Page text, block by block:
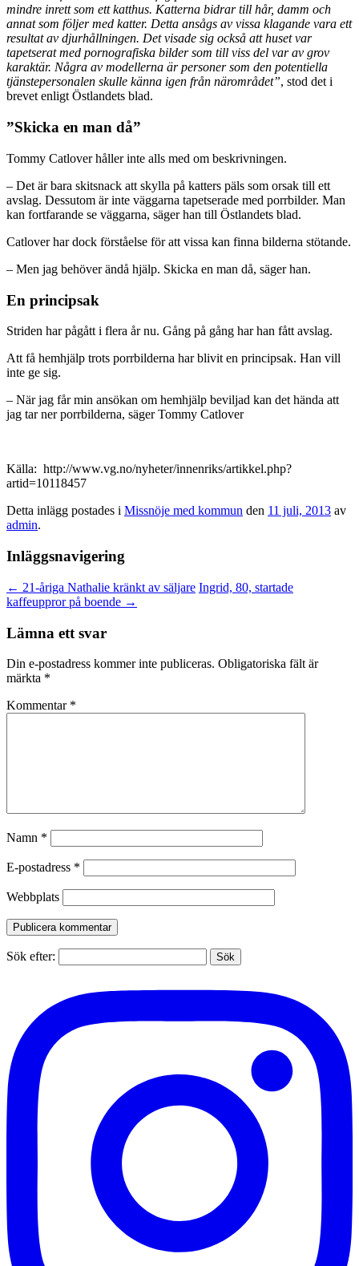
mindre inrett som ett katthus. Katterna bidrar till hår, damm och
annat som följer med katter. Detta ansågs av vissa klagande vara ett
resultat av djurhållningen. Det visade sig också att huset var
tapetserat med pornografiska bilder som till viss del var av grov
karaktär. Några av modellerna är personer som den potentiella
tjänstepersonalen skulle känna igen från närområdet”, stod det i
brevet enligt Östlandets blad.
”Skicka en man då”
Tommy Catlover håller inte alls med om beskrivningen.
– Det är bara skitsnack att skylla på katters päls som orsak till ett
avslag. Dessutom är inte väggarna tapetserade med porrbilder. Man
kan fortfarande se väggarna, säger han till Östlandets blad.
Catlover har dock förståelse för att vissa kan finna bilderna stötande.
– Men jag behöver ändå hjälp. Skicka en man då, säger han.
En principsak
Striden har pågått i flera år nu. Gång på gång har han fått avslag.
Att få hemhjälp trots porrbilderna har blivit en principsak. Han vill
inte ge sig.
– När jag får min ansökan om hemhjälp beviljad kan det hända att
jag tar ner porrbilderna, säger Tommy Catlover
Källa: http://www.vg.no/nyheter/innenriks/artikkel.php?
artid=10118457
Detta inlägg postades i Missnöje med kommun den 11 juli, 2013 av
admin.
Inläggsnavigering
← 21-åriga Nathalie kränkt av säljare Ingrid, 80, startade
kaffeuppror på boende →
Lämna ett svar
Din e-postadress kommer inte publiceras. Obligatoriska fält är
märkta *
Kommentar *
Namn *
E-postadress *
Webbplats
Sök efter: